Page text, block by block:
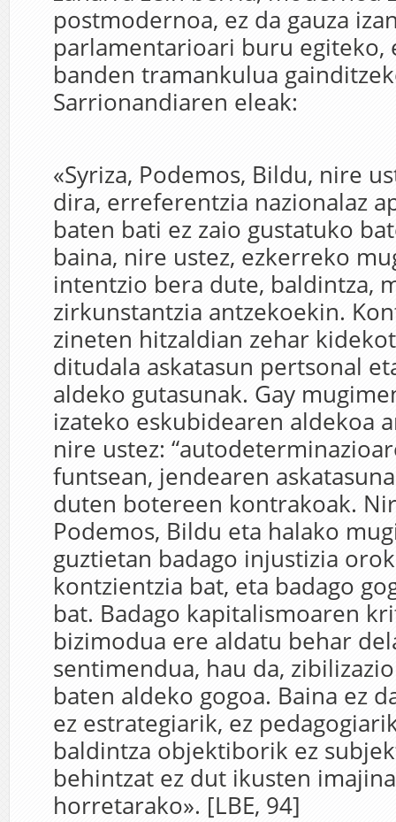
postmodernoa, ez da gauza
parlamentarioari buru egiteko,
banden tramankulua
Sarrionandiaren eleak:
«Syriza, Podemos, Bildu, nire
dira, erreferentzia nazionalaz
baten bati ez zaio gustatuko
baina, nire ustez, ezkerreko
intentzio bera dute, baldintza,
zirkunstantzia antzekoekin.
zineten hitzaldian zehar
ditudala askatasun pertsonal
aldeko gutasunak. Gay
izateko eskubidearen aldekoa
nire ustez:
funtsean, jendearen
duten botereen kontrakoak.
Podemos, Bildu eta halako
guztietan badago injustizia
kontzientzia bat, eta badago
bat. Badago kapitalismoaren
bizimodua ere aldatu behar
sentimendua, hau da,
baten aldeko gogoa. Baina ez
ez estrategiarik, ez
baldintza objektiborik ez
behintzat ez dut ikusten
horretarako». [LBE, 94]